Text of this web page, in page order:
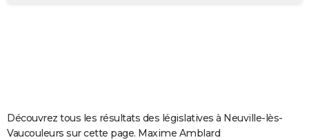
Carte de Noël
Carte Bonne année
Carte Saint-Valentin
Carte Pâques
Carte d'anniversaire
DICTIONNAIRE
Découvrez tous les résultats des législatives à Neuville-lès-
Vaucouleurs sur cette page. Maxime Amblard